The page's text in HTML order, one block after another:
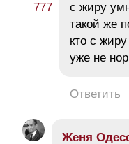
с жиру
такой же
кто с
уже не
Ответить
Женя